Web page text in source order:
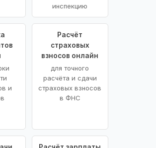
инспекцию
и
Расчёт
страховых
взносов онлайн
для точного
расчёта и сдачи
страховых взносов
в ФНС